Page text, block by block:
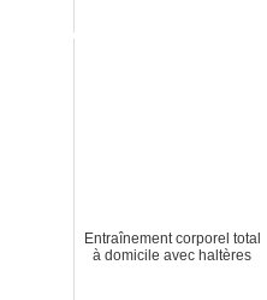
Entraînement corporel total
à domicile avec haltères